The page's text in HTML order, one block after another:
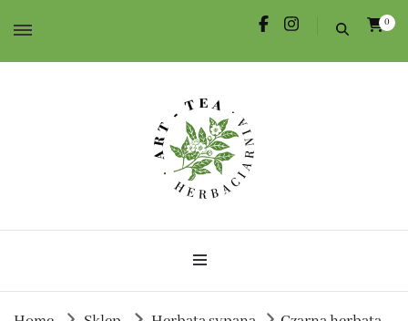
0
Herbaciarnia Art-Tea